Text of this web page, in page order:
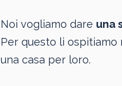
Noi vogliamo dare una
Per questo li
una casa per loro.